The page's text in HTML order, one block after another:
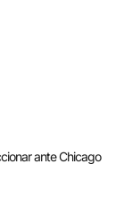
ante Chicago